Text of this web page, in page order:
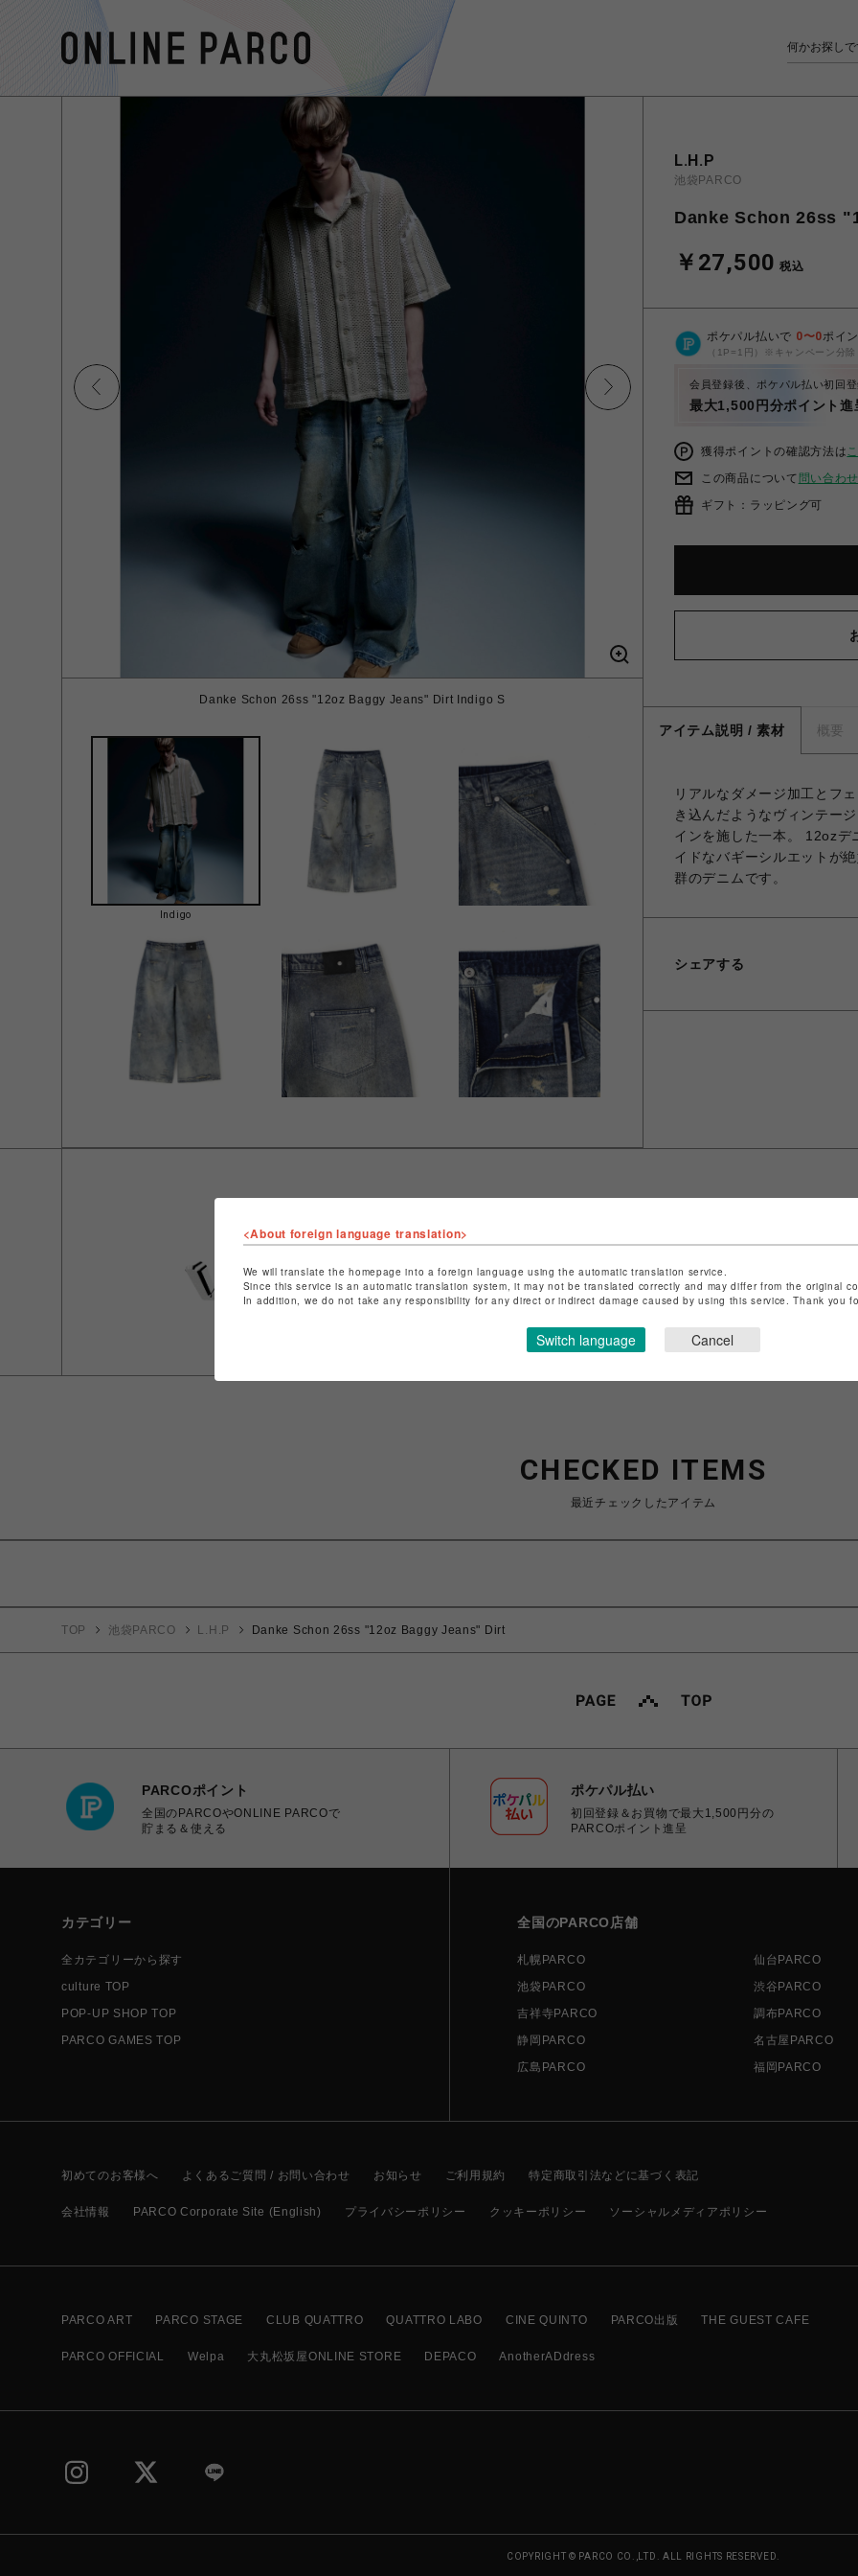
Danke Schon 26ss "12oz Baggy Jeans" Dirt Indigo S
Indigo
L.H.P
池袋PARCO
Danke Schon 26ss
￥27,500 税込
ポケパル払いで 0〜0ポイ
（1P=1円）※キャンペーン分除
会員登録後、ポケパル払い初回
最大1,500円分ポイント進
獲得ポイントの確認方法は
この商品について 問い合わ
ギフト：ラッピング可
アイテム説明 / 素材 概要
リアルなダメージ加工とフ
き込んだようなヴィンテー
インを施した一本。 12ozデ
イドなバギーシルエットが
群のデニムです。
シェアする
ショップ名
特定商取引法など法令に基づく表記はこちら
ショップお問い合わせはこちら
CHECKED ITEMS
最近チェックしたアイテム
TOP 池袋PARCO L.H.P Danke Schon 26ss "12oz Baggy Jeans" Dirt
PARCOポイント
全国のPARCOやONLINE PARCOで
貯まる＆使える
ポケパル払い
初回登録＆お買物で最大1,500円分の
PARCOポイント進呈
カテゴリー
全カテゴリーから探す
culture TOP
POP-UP SHOP TOP
PARCO GAMES TOP
全国のPARCO店舗
札幌PARCO 仙台PARCO
池袋PARCO
渋谷PARCO
吉祥寺PARCO
調布PARCO
静岡PARCO
名古屋PARCO
広島PARCO
福岡PARCO
初めてのお客様へ よくあるご質問 / お問い合わせ お知らせ ご利用規約 特定商取引法などに基づく表記
会社情報 PARCO Corporate Site (English) プライバシーポリシー クッキーポリシー ソーシャルメディアポリシー
PARCO ART PARCO STAGE CLUB QUATTRO QUATTRO LABO CINE QUINTO PARCO出版 THE GUEST CAFE
PARCO OFFICIAL Welpa 大丸松坂屋ONLINE STORE DEPACO AnotherADdress
COPYRIGHT © PARCO CO.,LTD. ALL RIGHTS RESERVED.
<About foreign language translation>
We will translate the homepage into a foreign language using the automatic translation service.
Since this service is an automatic translation system, it may not be translated correctly and may differ from the original
In addition, we do not take any responsibility for any direct or indirect damage caused by using this service. Thank you
Switch language Cancel